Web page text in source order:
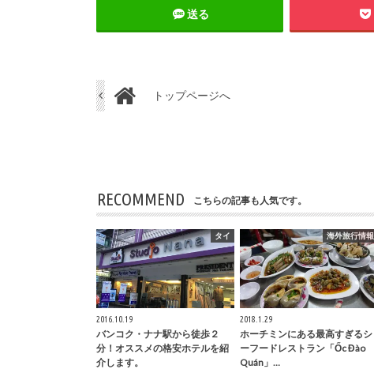
送る
トップページへ
RECOMMEND こちらの記事も人気です。
タイ
2016.10.19
バンコク・ナナ駅から徒歩２
分！オススメの格安ホテルを紹
介します。
海外旅行情報
2018.1.29
ホーチミンにある最高すぎるシ
ーフードレストラン「Ốc Đào
Quán」…